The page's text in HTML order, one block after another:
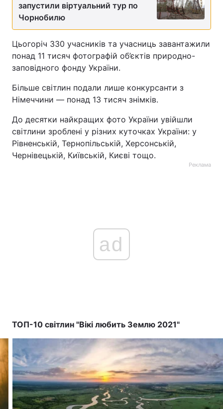
Тема оформлення
запустили віртуальний тур по
Чорнобилю
Цьогоріч 330 учасників та учасниць завантажили
понад 11 тисяч фотографій об’єктів природно-
заповідного фонду України.
Більше світлин подали лише конкурсанти з
Німеччини — понад 13 тисяч знімків.
До десятки найкращих фото України увійшли
світлини зроблені у різних куточках України: у
Рівненській, Тернопільській, Херсонській,
Чернівецькій, Київській, Києві тощо.
Реклама
ad
ТОП-10 світлин "Вікі любить Землю 2021"